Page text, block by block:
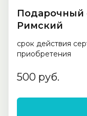
Подарочный
Римский
срок действия
приобретения
500 руб.